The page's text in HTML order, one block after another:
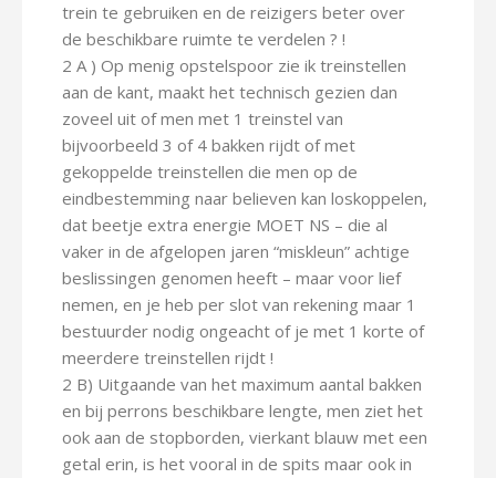
trein te gebruiken en de reizigers beter over
de beschikbare ruimte te verdelen ? !
2 A ) Op menig opstelspoor zie ik treinstellen
aan de kant, maakt het technisch gezien dan
zoveel uit of men met 1 treinstel van
bijvoorbeeld 3 of 4 bakken rijdt of met
gekoppelde treinstellen die men op de
eindbestemming naar believen kan loskoppelen,
dat beetje extra energie MOET NS – die al
vaker in de afgelopen jaren “miskleun” achtige
beslissingen genomen heeft – maar voor lief
nemen, en je heb per slot van rekening maar 1
bestuurder nodig ongeacht of je met 1 korte of
meerdere treinstellen rijdt !
2 B) Uitgaande van het maximum aantal bakken
en bij perrons beschikbare lengte, men ziet het
ook aan de stopborden, vierkant blauw met een
getal erin, is het vooral in de spits maar ook in